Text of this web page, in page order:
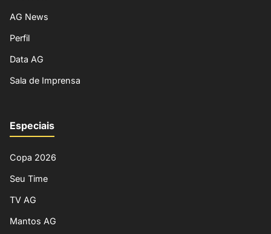
AG News
Perfil
Data AG
Sala de Imprensa
Especiais
Copa 2026
Seu Time
TV AG
Mantos AG